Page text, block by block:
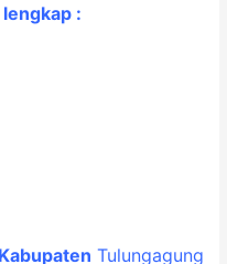
lengkap :
Kabupaten Tulungagung